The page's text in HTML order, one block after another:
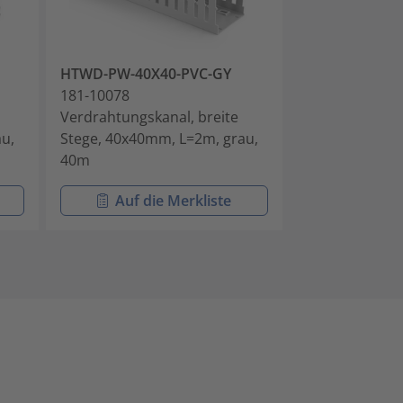
HTWD-PW-40X40-PVC-GY
181-10078
Verdrahtungskanal, breite
Stege, 40x40mm, L=2m, grau,
40m
Auf die Merkliste